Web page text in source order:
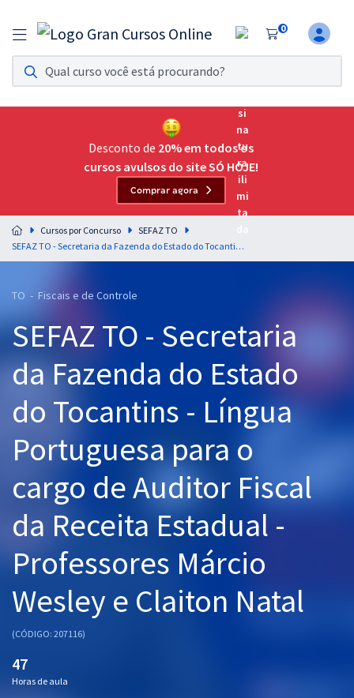
0
Assinatura Ilimitada 11
Acesso a todos os cursos. Teste grátis por 7 dias!
Assinatura OAB Até Passar
Acesso ilimitado a toda preparação para o Exame da
Residências Multiprofissionais
Preparação completa e intensiva para as principais
residências em saúde do Brasil
Cursos 20% OFF
Pós
Graduação
OAB
Questões grátis
Conteúdo gratuito
Aprovados
Desconto de 20% em todos os
cursos avulsos do site SÓ HOJE!
Comprar agora
Cursos por Concurso
SEFAZ TO
SEFAZ TO - Secretaria da Fazenda do Estado do Tocantins - Língua Portuguesa para o cargo de Auditor Fiscal da Receita Estadual - Professores Márcio Wesley e Claiton Natal
TO - Fiscais e de Controle
SEFAZ TO - Secretaria
da Fazenda do Estado
do Tocantins - Língua
Portuguesa para o
cargo de Auditor Fiscal
da Receita Estadual -
Professores Márcio
Wesley e Claiton Natal
(CÓDIGO: 207116)
47
Horas de aula